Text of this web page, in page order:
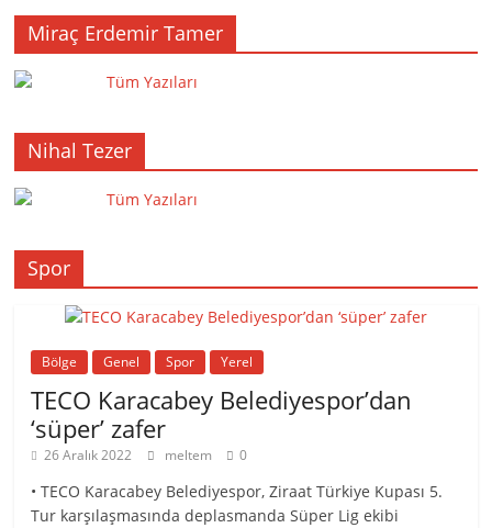
Miraç Erdemir Tamer
Tüm Yazıları
Nihal Tezer
Tüm Yazıları
Spor
Bölge Genel Spor Yerel
TECO Karacabey Belediyespor’dan
‘süper’ zafer
26 Aralık 2022 meltem 0
• TECO Karacabey Belediyespor, Ziraat Türkiye Kupası 5.
Tur karşılaşmasında deplasmanda Süper Lig ekibi